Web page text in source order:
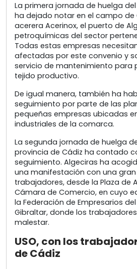
La primera jornada de huelga
ha dejado notar en el campo de
acerera Acerinox, el puerto de
petroquímicas del sector
Todas estas empresas
afectadas por este convenio y
servicio de mantenimiento para
tejido productivo.
De igual manera, también ha
seguimiento por parte de las
pequeñas empresas ubicadas
industriales de la comarca.
La segunda jornada de huelga
provincia de Cádiz ha contado
seguimiento. Algeciras ha
una manifestación con una
trabajadores, desde la Plaza de
Cámara de Comercio, en cuyo
la Federación de Empresarios
Gibraltar, donde los
malestar.
USO, con los
de Cádiz